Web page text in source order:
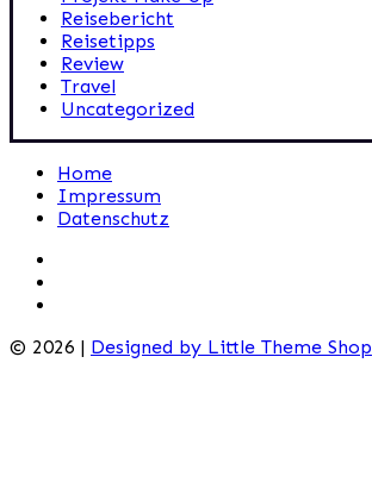
Reisebericht
Reisetipps
Review
Travel
Uncategorized
Home
Impressum
Datenschutz
© 2026 | Designed by Little Theme Shop